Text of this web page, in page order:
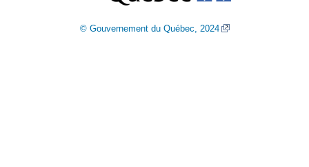
© Gouvernement du Québec, 2024